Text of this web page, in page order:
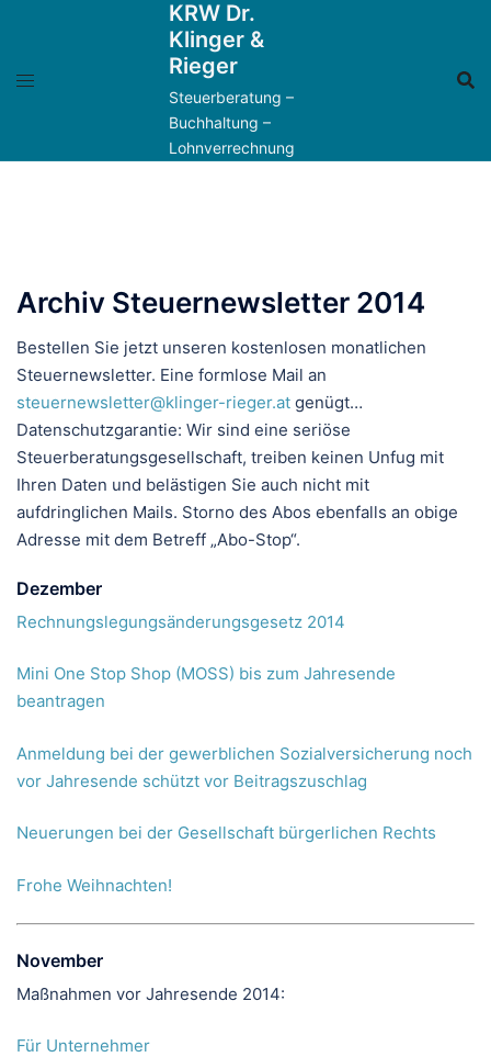
KRW Dr.
Klinger &
Rieger
Steuerberatung –
Buchhaltung –
Lohnverrechnung
Archiv Steuernewsletter 2014
Bestellen Sie jetzt unseren kostenlosen monatlichen
Steuernewsletter. Eine formlose Mail an
steuernewsletter@klinger-rieger.at genügt…
Datenschutzgarantie: Wir sind eine seriöse
Steuerberatungsgesellschaft, treiben keinen Unfug mit
Ihren Daten und belästigen Sie auch nicht mit
aufdringlichen Mails. Storno des Abos ebenfalls an obige
Adresse mit dem Betreff „Abo-Stop“.
Dezember
Rechnungslegungsänderungsgesetz 2014
Mini One Stop Shop (MOSS) bis zum Jahresende
beantragen
Anmeldung bei der gewerblichen Sozialversicherung noch
vor Jahresende schützt vor Beitragszuschlag
Neuerungen bei der Gesellschaft bürgerlichen Rechts
Frohe Weihnachten!
November
Maßnahmen vor Jahresende 2014:
Für Unternehmer